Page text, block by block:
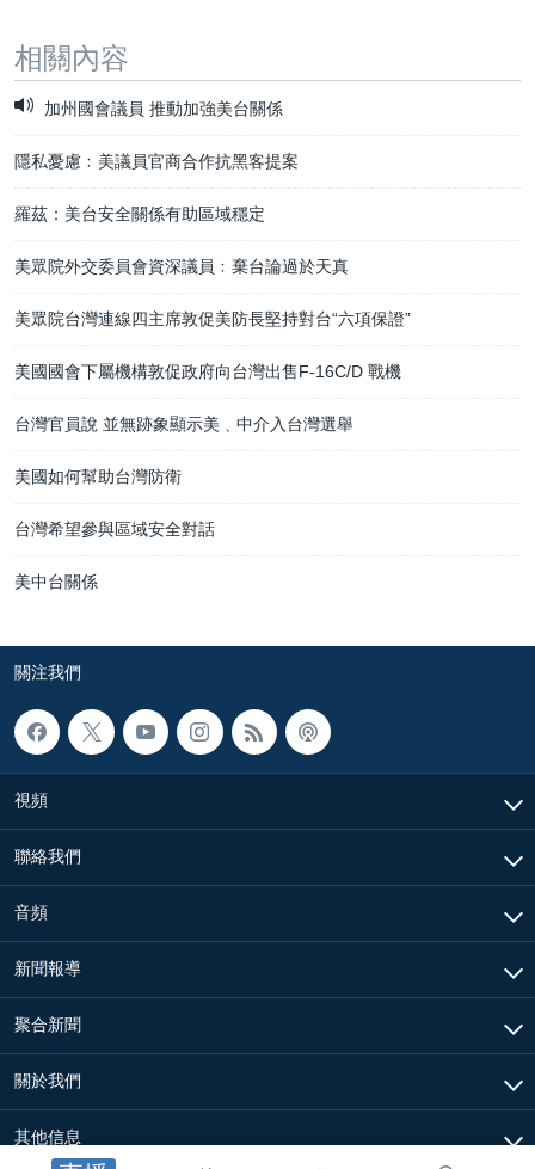
相關內容
加州國會議員 推動加強美台關係
隱私憂慮﹕美議員官商合作抗黑客提案
羅茲：美台安全關係有助區域穩定
美眾院外交委員會資深議員﹕棄台論過於天真
美眾院台灣連線四主席敦促美防長堅持對台“六項保證”
美國國會下屬機構敦促政府向台灣出售F-16C/D 戰機
台灣官員說 並無跡象顯示美﹑中介入台灣選舉
美國如何幫助台灣防衛
台灣希望參與區域安全對話
美中台關係
關注我們
視頻
聯絡我們
音頻
新聞報導
聚合新聞
關於我們
其他信息